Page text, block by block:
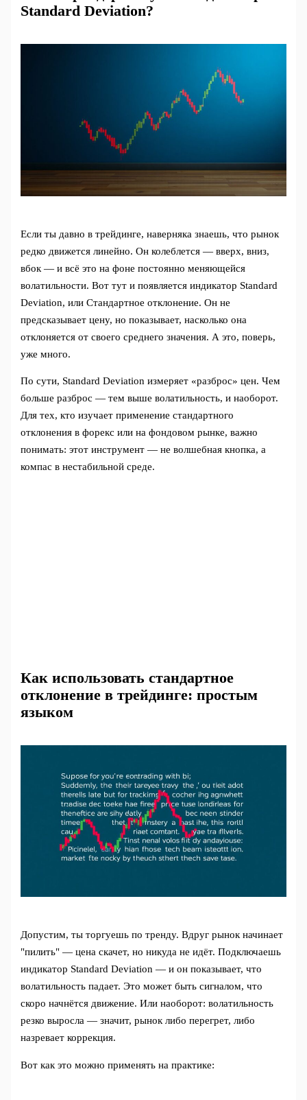
Standard Deviation?
Если ты давно в трейдинге, наверняка знаешь, что рынок
редко движется линейно. Он колеблется — вверх, вниз,
вбок — и всё это на фоне постоянно меняющейся
волатильности. Вот тут и появляется индикатор Standard
Deviation, или Стандартное отклонение. Он не
предсказывает цену, но показывает, насколько она
отклоняется от своего среднего значения. А это, поверь,
уже много.
По сути, Standard Deviation измеряет «разброс» цен. Чем
больше разброс — тем выше волатильность, и наоборот.
Для тех, кто изучает применение стандартного
отклонения в форекс или на фондовом рынке, важно
понимать: этот инструмент — не волшебная кнопка, а
компас в нестабильной среде.
Как использовать стандартное
отклонение в трейдинге: простым
языком
Допустим, ты торгуешь по тренду. Вдруг рынок начинает
"пилить" — цена скачет, но никуда не идёт. Подключаешь
индикатор Standard Deviation — и он показывает, что
волатильность падает. Это может быть сигналом, что
скоро начнётся движение. Или наоборот: волатильность
резко выросла — значит, рынок либо перегрет, либо
назревает коррекция.
Вот как это можно применять на практике: